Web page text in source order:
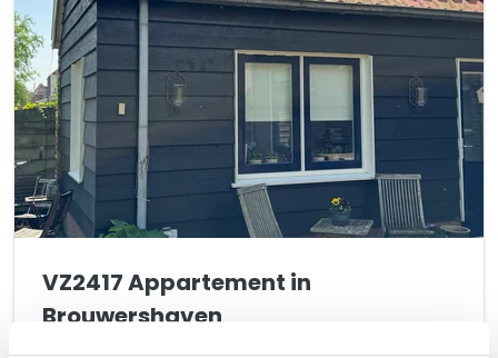
VZ2417 Appartement in
Brouwershaven